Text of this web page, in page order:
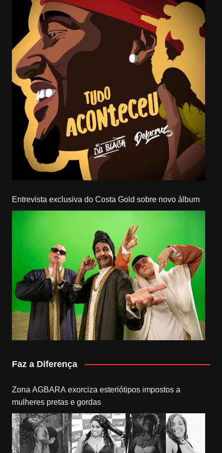
Entrevista exclusiva do Costa Gold sobre novo álbum
Faz a Diferença
Zona AGBARA exorciza esteriótipos impostos a
mulheres pretas e gordas